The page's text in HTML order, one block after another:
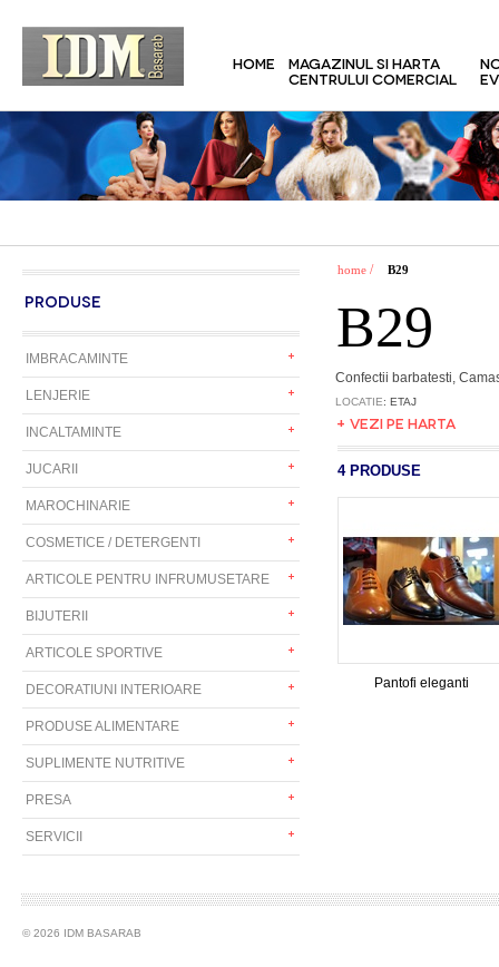
HOME
MAGAZINUL SI HARTA
CENTRULUI COMERCIAL
PRODUSE
IMBRACAMINTE
LENJERIE
INCALTAMINTE
JUCARII
MAROCHINARIE
COSMETICE / DETERGENTI
ARTICOLE PENTRU INFRUMUSETARE
BIJUTERII
ARTICOLE SPORTIVE
DECORATIUNI INTERIOARE
PRODUSE ALIMENTARE
SUPLIMENTE NUTRITIVE
PRESA
SERVICII
home / B29
B29
Confectii barbatesti,
LOCATIE: ETAJ
+ VEZI PE HARTA
4 PRODUSE
Pantofi eleganti
© 2026 IDM BASARAB